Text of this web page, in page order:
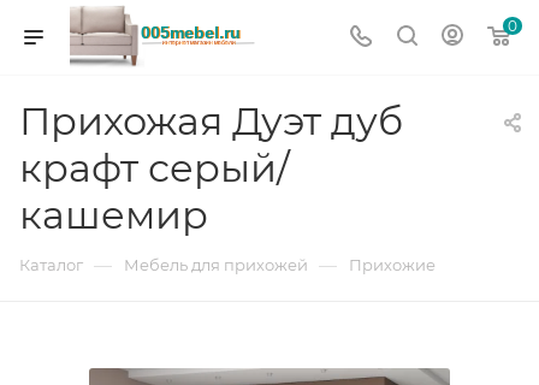
0
Прихожая Дуэт дуб
крафт серый/
кашемир
Каталог — Мебель для прихожей — Прихожие